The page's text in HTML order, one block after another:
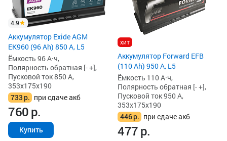
4.9
Аккумулятор Exide AGM
EK960 (96 Ah) 850 А, L5
Ёмкость 96 А·ч,
Полярность обратная [- +],
Пусковой ток 850 А,
353x175x190
733р. при сдаче акб
760р.
Купить
хит
Аккумулятор Forward EFB
(110 Ah) 950 А, L5
Ёмкость 110 А·ч,
Полярность обратная [- +],
Пусковой ток 950 А,
353x175x190
446р. при сдаче акб
477р.